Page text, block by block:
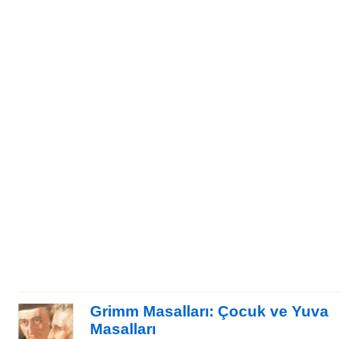
Grimm Masalları: Çocuk ve Yuva
Masalları